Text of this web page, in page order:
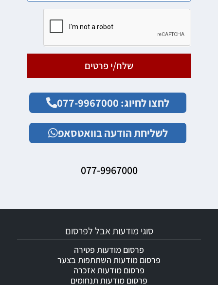
שלח/י פרטים
לחצו לחיוג: 077-9967000
לשליחת הודעה בוואטסאפ
077-9967000
סוגי מודעות אבל לפרסום
פרסום מודעות פטירה
פרסום מודעות השתתפות בצער
פרסום מודעות אזכרה
פרסום מודעות תנחומים